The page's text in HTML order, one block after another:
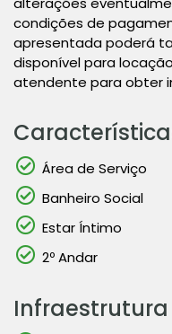
condições de
apresentada poderá
disponível para
atendente para obter
Área de Serviço
Banheiro Social
Estar Íntimo
2º Andar
Infraestrutura